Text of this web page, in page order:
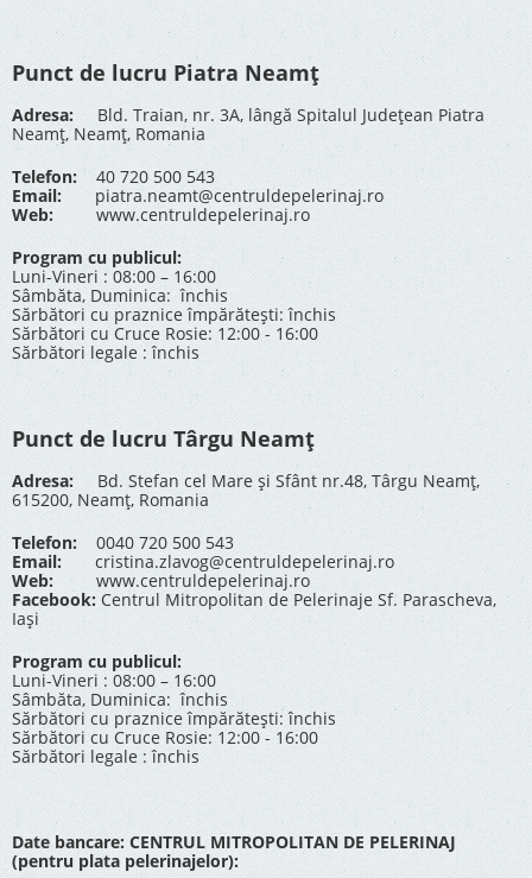
Punct de lucru Piatra Neamț
Adresa: Bld. Traian, nr. 3A, lângă Spitalul Județean Piatra
Neamț, Neamț, Romania
Telefon:40 720 500 543
Email:
piatra.neamt@centruldepelerinaj.ro
Web:
www.centruldepelerinaj.ro
Program cu publicul:
Luni-Vineri : 08:00 – 16:00
Sâmbăta, Duminica: închis
Sărbători cu praznice împărătești: închis
Sărbători cu Cruce Rosie: 12:00 - 16:00
Sărbători legale : închis
Punct de lucru Târgu Neamț
Adresa: Bd. Stefan cel Mare și Sfânt nr.48, Târgu Neamț,
615200, Neamț, Romania
Telefon: 0040 720 500 543
Email:
cristina.zlavog@centruldepelerinaj.ro
Web:
www.centruldepelerinaj.ro
Facebook: Centrul Mitropolitan de Pelerinaje Sf. Parascheva,
Iași
Program cu publicul:
Luni-Vineri : 08:00 – 16:00
Sâmbăta, Duminica: închis
Sărbători cu praznice împărătești: închis
Sărbători cu Cruce Rosie: 12:00 - 16:00
Sărbători legale : închis
Date bancare: CENTRUL MITROPOLITAN DE PELERINAJ
(pentru plata pelerinajelor):